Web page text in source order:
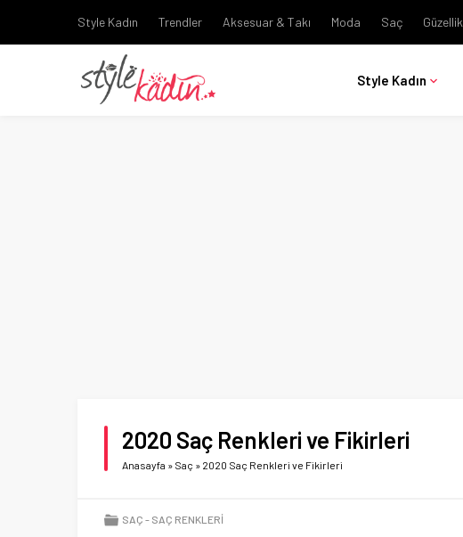
Style Kadın Trendler Aksesuar & Takı Moda Saç Güzellik
Style Kadın
2020 Saç Renkleri ve Fikirleri
Anasayfa » Saç » 2020 Saç Renkleri ve Fikirleri
SAÇ SAÇ RENKLERI